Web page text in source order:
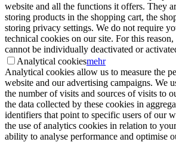
website and all the functions it offers. They
storing products in the shopping cart, the
storing privacy settings. We do not require
technical cookies on our site. For this
cannot be individually deactivated or
Analytical cookiesmehr
Analytical cookies allow us to measure the
website and our advertising campaigns. We
the number of visits and sources of visits to
the data collected by these cookies in
identifiers that point to specific users of our
the use of analytics cookies in relation to
ability to analyse performance and optimise